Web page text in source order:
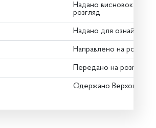
Надано висновок
розгляд
Надано для
Направлено на розгляд
Передано на розгляд
Одержано Верховною